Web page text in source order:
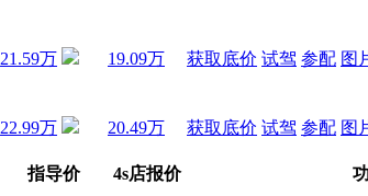
21.59万 19.09万 获取底价 试驾 参配 图
22.99万 20.49万 获取底价 试驾 参配 图
指导价 4s店报价